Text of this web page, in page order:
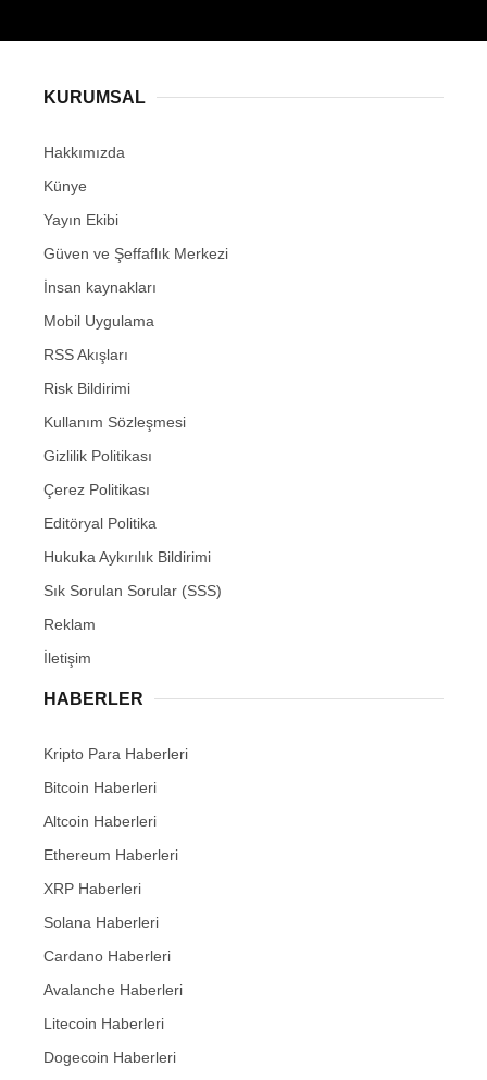
KURUMSAL
Hakkımızda
Künye
Yayın Ekibi
Güven ve Şeffaflık Merkezi
İnsan kaynakları
Mobil Uygulama
RSS Akışları
Risk Bildirimi
Kullanım Sözleşmesi
Gizlilik Politikası
Çerez Politikası
Editöryal Politika
Hukuka Aykırılık Bildirimi
Sık Sorulan Sorular (SSS)
Reklam
İletişim
HABERLER
Kripto Para Haberleri
Bitcoin Haberleri
Altcoin Haberleri
Ethereum Haberleri
XRP Haberleri
Solana Haberleri
Cardano Haberleri
Avalanche Haberleri
Litecoin Haberleri
Dogecoin Haberleri